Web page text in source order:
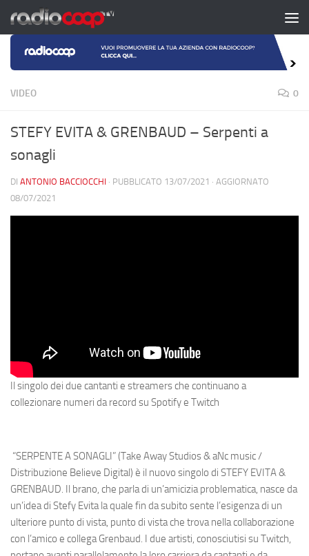
Salta al contenuto
VIDEO 0
STEFY EVITA & GRENBAUD – Serpenti a
sonagli
DI ANTONIO BACCIOCCHI · PUBBLICATO 13/07/2021 · AGGIORNATO
08/07/2021
Il singolo dei due cantanti e streamers che continuano a
collezionare numeri da record su Spotify e Twitch
“SERPENTE A SONAGLI”(Take Away Studios & aNc music /
Distribuzione Believe Digital) è il nuovo singolo di STEFY EVITA &
GRENBAUD. Il brano, che parla di un’amicizia problematica, nasce da
un’idea di Stefy Evitala quale fin da subito sente l’esigenza di un
ulteriore punto di vista, punto di vista che trova nella collaborazione
con l’amico e collega Grenbaud. I due artisti, conosciutisi su Twitch,